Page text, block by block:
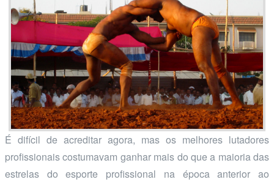
É difícil de acreditar agora, mas os melhores lutadores
profissionais costumavam ganhar mais do que a maioria das
estrelas do esporte profissional na época anterior ao